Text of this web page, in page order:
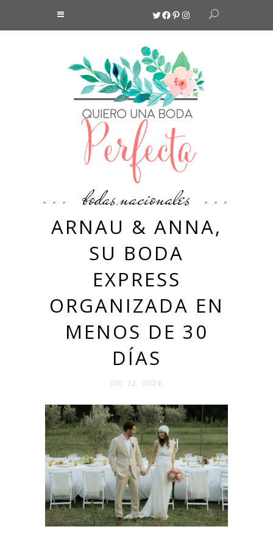
Twitter
Facebook
Pinterest
Instagram
bodas,nacionales
ARNAU & ANNA,
SU BODA
EXPRESS
ORGANIZADA EN
MENOS DE 30
DÍAS
DIC 12. 2024